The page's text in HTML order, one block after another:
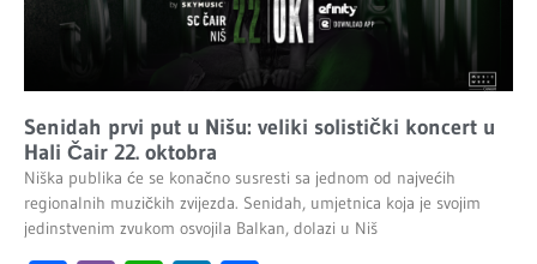
Senidah prvi put u Nišu: veliki solistički koncert u
Hali Čair 22. oktobra
Niška publika će se konačno susresti sa jednom od najvećih
regionalnih muzičkih zvijezda. Senidah, umjetnica koja je svojim
jedinstvenim zvukom osvojila Balkan, dolazi u Niš